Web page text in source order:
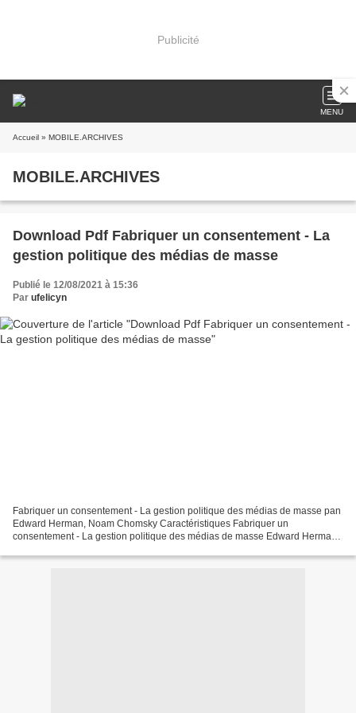
Publicité
MENU
Accueil » MOBILE.ARCHIVES
MOBILE.ARCHIVES
Download Pdf Fabriquer un consentement - La
gestion politique des médias de masse
Publié le 12/08/2021 à 15:36
Par ufelicyn
Fabriquer un consentement - La gestion politique des médias de masse pan
Edward Herman, Noam Chomsky Caractéristiques Fabriquer un
consentement - La gestion politique des médias de masse Edward Herman,